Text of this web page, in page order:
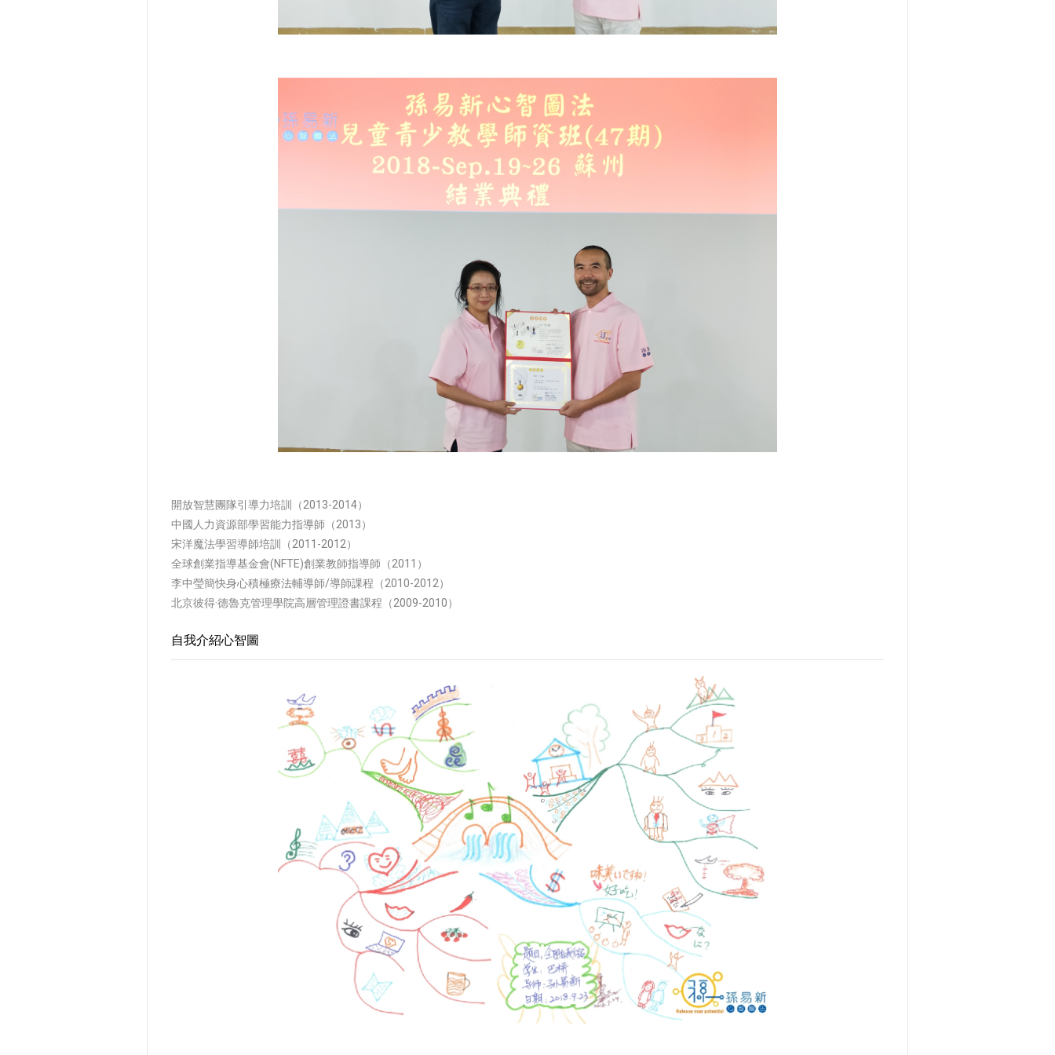
開放智慧團隊引導力培訓（2013-2014）
中國人力資源部學習能力指導師（2013）
宋洋魔法學習導師培訓（2011-2012）
全球創業指導基金會(NFTE)創業教師指導師（2011）
李中瑩簡快身心積極療法輔導師/導師課程（2010-2012）
北京彼得·德魯克管理學院高層管理證書課程（2009-2010）
自我介紹心智圖